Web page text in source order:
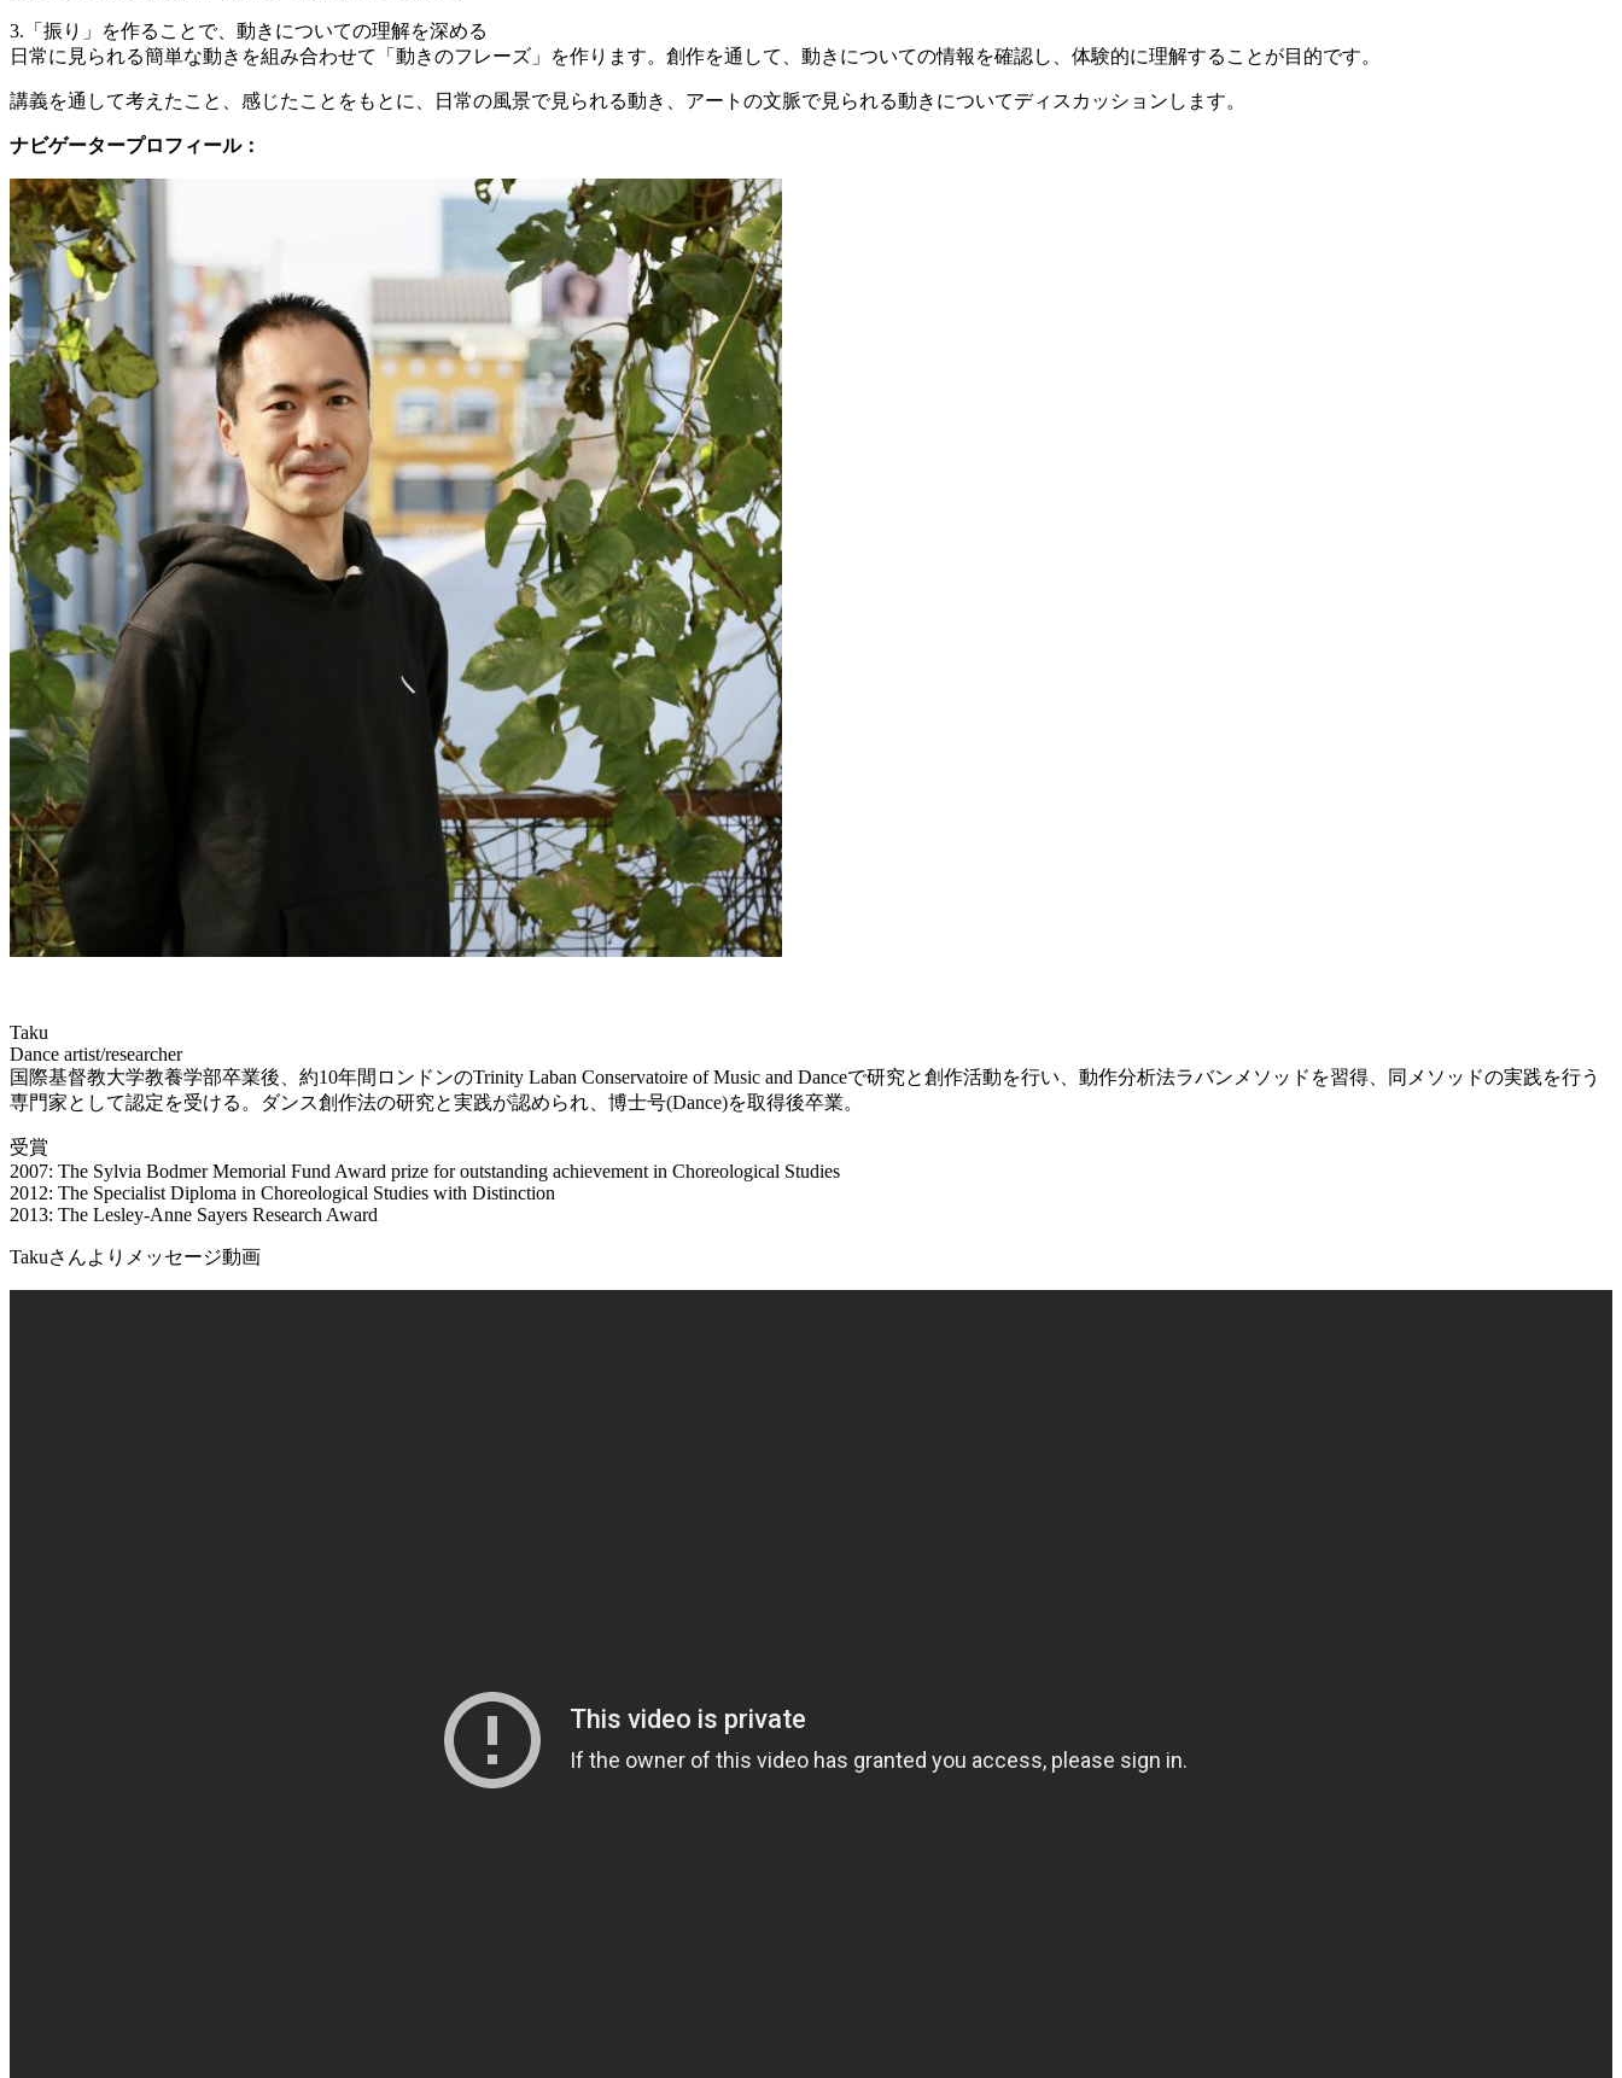
3.「振り」を作ることで、動きについての理解を深める
日常に見られる簡単な動きを組み合わせて「動きのフレーズ」を作ります。創作を通して、動きについての情報を確認し、体験的に理解することが目的です。
講義を通して考えたこと、感じたことをもとに、日常の風景で見られる動き、アートの文脈で見られる動きについてディスカッションします。
ナビゲータープロフィール：
Taku
Dance artist/researcher
国際基督教大学教養学部卒業後、約10年間ロンドンのTrinity Laban Conservatoire of Music and Danceで研究と創作活動を行い、動作分析法ラバンメソッドを習得、同メソッドの実践を行う
専門家として認定を受ける。ダンス創作法の研究と実践が認められ、博士号(Dance)を取得後卒業。
受賞
2007: The Sylvia Bodmer Memorial Fund Award prize for outstanding achievement in Choreological Studies
2012: The Specialist Diploma in Choreological Studies with Distinction
2013: The Lesley-Anne Sayers Research Award
Takuさんよりメッセージ動画